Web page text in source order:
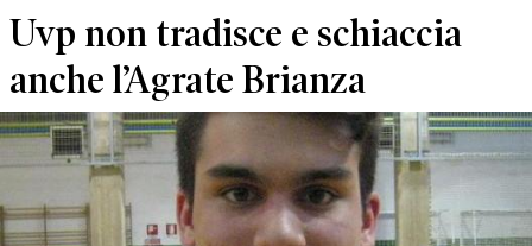
Uvp non tradisce e schiaccia
anche l’Agrate Brianza